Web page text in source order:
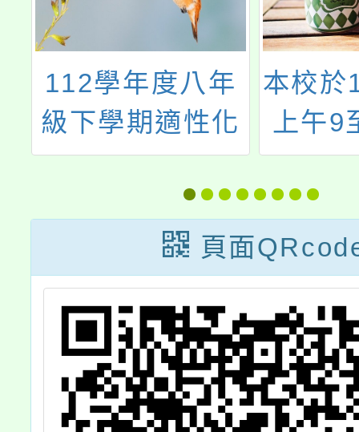
112學年度八年
級下學期適性化
職涯性向測驗施
本校於
上午
理親
「青
養怎麼
歡迎
教職
頁面